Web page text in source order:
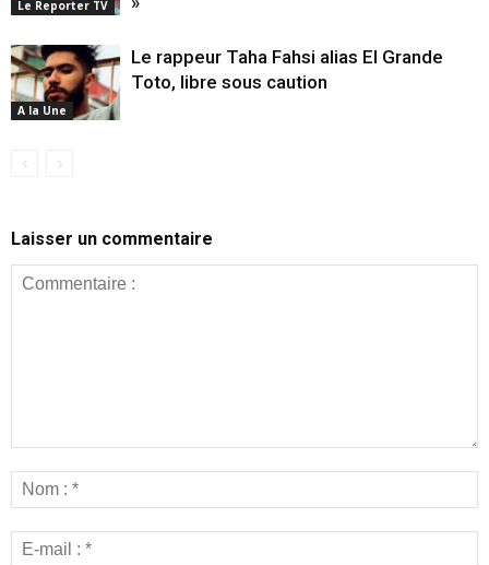
Le Reporter TV
A la Une
Le rappeur Taha Fahsi alias El Grande
Toto, libre sous caution
Laisser un commentaire